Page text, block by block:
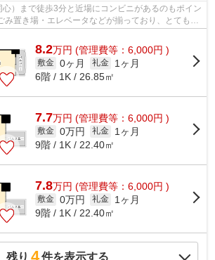
）まで徒歩3分と近場にコンビニがあるのもポイン
み置き場・エレベータなどが揃っており、とても充
8.2万円 (管理費等：6,000円 )
敷金 0ヶ月 礼金
1ヶ月
6階 / 1K / 26.85㎡
7.7万円 (管理費等：6,000円 )
敷金 0万円 礼金
1ヶ月
9階 / 1K / 22.40㎡
7.8万円 (管理費等：6,000円 )
敷金 0万円 礼金
1ヶ月
9階 / 1K / 22.40㎡
残り 4件を表示する